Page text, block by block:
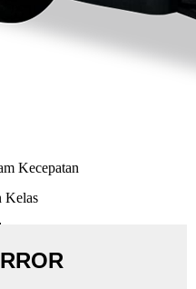
Kecepatan
Kelas
LSV 2